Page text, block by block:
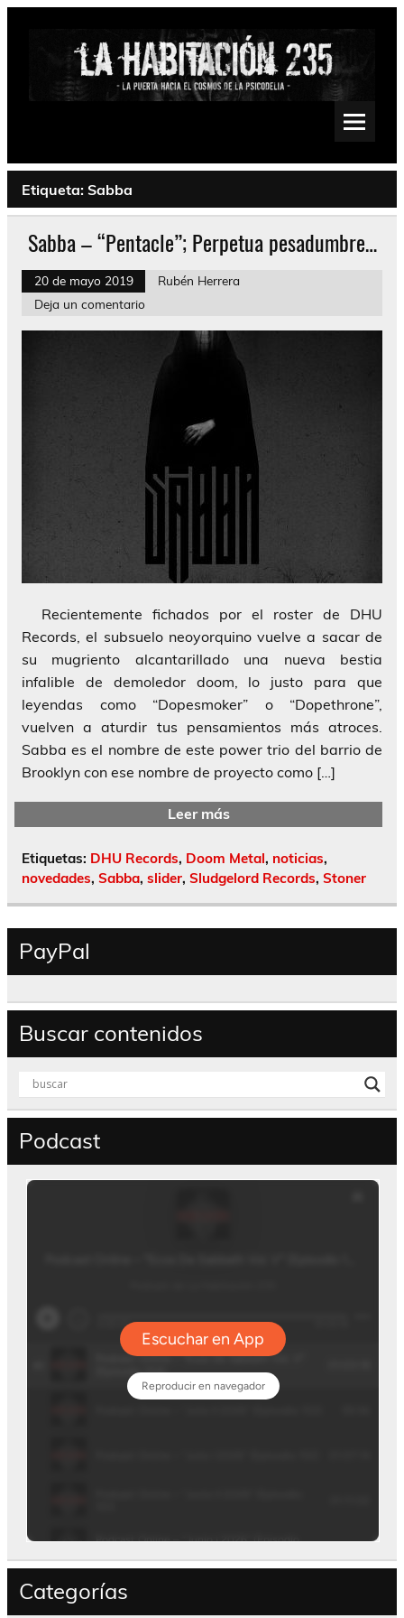
Saltar
Psychedelic, Stoner, Doom, Sludge, Fuzz, Space, Drone
Etiqueta: Sabba
Sabba – “Pentacle”; Perpetua pesadumbre…
20 de mayo 2019
Rubén Herrera
Deja un comentario
Recientemente fichados por el roster de DHU
Records, el subsuelo neoyorquino vuelve a sacar de
su mugriento alcantarillado una nueva bestia
infalible de demoledor doom, lo justo para que
leyendas como “Dopesmoker” o “Dopethrone”,
vuelven a aturdir tus pensamientos más atroces.
Sabba es el nombre de este power trio del barrio de
Brooklyn con ese nombre de proyecto como […]
Leer más
Etiquetas: DHU Records, Doom Metal, noticias,
novedades, Sabba, slider, Sludgelord Records, Stoner
PayPal
Buscar contenidos
Podcast
Categorías